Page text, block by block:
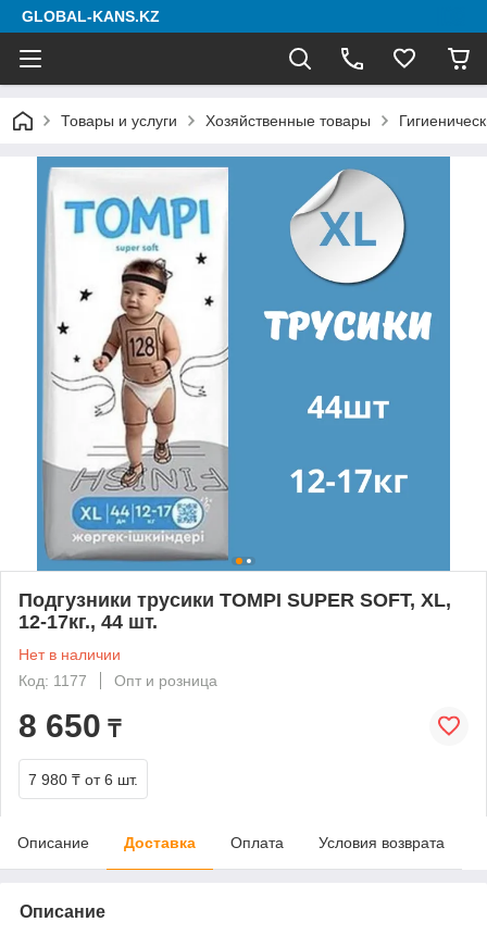
GLOBAL-KANS.KZ
Товары и услуги Хозяйственные товары
Подгузники трусики TOMPI SUPER SOFT, XL,
12-17кг., 44 шт.
Нет в наличии
Код: 1177
Опт и розница
8 650 ₸
7 980 ₸ от 6 шт.
Описание Доставка Оплата Условия возврата
Описание